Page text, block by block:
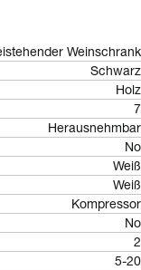
Weinschrank
Schwarz
Holz
7
Herausnehmbar
No
Weiß
Weiß
Kompressor
No
2
5-20